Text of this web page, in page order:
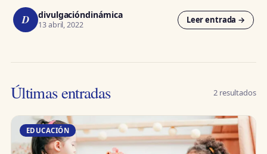
D
divulgacióndinámica
13 abril, 2022 Leer entrada →
Últimas entradas 2 resultados
EDUCACIÓN